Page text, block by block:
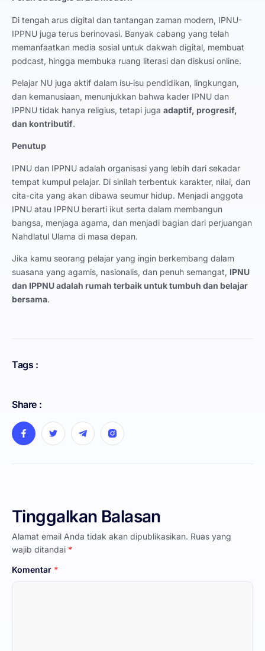
Di tengah arus digital dan tantangan zaman modern, IPNU-
IPPNU juga terus berinovasi. Banyak cabang yang telah
memanfaatkan media sosial untuk dakwah digital, membuat
podcast, hingga membuka ruang literasi dan diskusi online.
Pelajar NU juga aktif dalam isu-isu pendidikan, lingkungan,
dan kemanusiaan, menunjukkan bahwa kader IPNU dan
IPPNU tidak hanya religius, tetapi juga adaptif, progresif,
dan kontributif.
Penutup
IPNU dan IPPNU adalah organisasi yang lebih dari sekadar
tempat kumpul pelajar. Di sinilah terbentuk karakter, nilai, dan
cita-cita yang akan dibawa seumur hidup. Menjadi anggota
IPNU atau IPPNU berarti ikut serta dalam membangun
bangsa, menjaga agama, dan menjadi bagian dari perjuangan
Nahdlatul Ulama di masa depan.
Jika kamu seorang pelajar yang ingin berkembang dalam
suasana yang agamis, nasionalis, dan penuh semangat, IPNU
dan IPPNU adalah rumah terbaik untuk tumbuh dan belajar
bersama.
Tags :
Share :
Tinggalkan Balasan
Alamat email Anda tidak akan dipublikasikan. Ruas yang
wajib ditandai *
Komentar *